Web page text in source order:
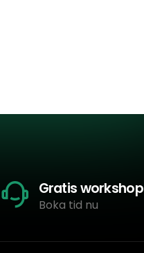
Gratis workshop
Boka tid nu